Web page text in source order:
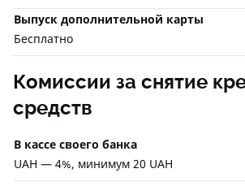
Выпуск дополнительной карты
Бесплатно
Комиссии за снятие
средств
В кассе своего банка
UAH — 4%, минимум 20 UAH